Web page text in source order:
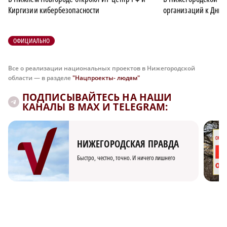
Киргизии кибербезопасности
организаций к Дню
ОФИЦИАЛЬНО
Все о реализации национальных проектов в Нижегородской
области — в разделе"Нацпроекты- людям"
ПОДПИСЫВАЙТЕСЬ НА НАШИ
КАНАЛЫ В MAX И TELEGRAM:
НИЖЕГОРОДСКАЯ ПРАВДА
Быстро, честно, точно. И ничего лишнего